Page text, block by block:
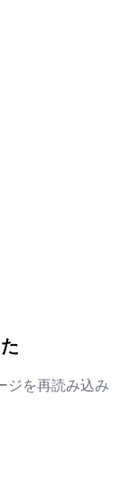
ジを再読み込み